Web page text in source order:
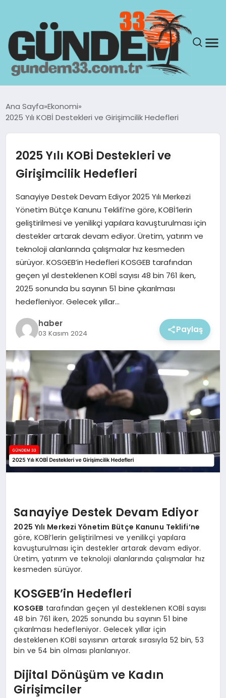
YAŞAM
SAĞLIK
TEKNOLOJI
EKONOMI
MAGAZIN
Ana Sayfa Ekonomi
2025 Yılı KOBİ Destekleri ve Girişimcilik Hedefleri
2025 Yılı KOBİ Destekleri ve
Girişimcilik Hedefleri
Sanayiye Destek Devam Ediyor 2025 Yılı Merkezi
Yönetim Bütçe Kanunu Teklifi’ne göre, KOBİ’lerin
geliştirilmesi ve yenilikçi yapılara kavuşturulması için
destekler artarak devam ediyor. Üretim, yatırım ve
teknoloji alanlarında çalışmalar hız kesmeden
sürüyor. KOSGEB’in Hedefleri KOSGEB tarafından
geçen yıl desteklenen KOBİ sayısı 48 bin 761 iken,
2025 sonunda bu sayının 51 bine çıkarılması
hedefleniyor. Gelecek yıllar…
haber
03 Kasım 2024 Paylaş
Sanayiye Destek Devam Ediyor
2025 Yılı Merkezi Yönetim Bütçe Kanunu Teklifi’ne
göre, KOBİ’lerin geliştirilmesi ve yenilikçi yapılara
kavuşturulması için destekler artarak devam ediyor.
Üretim, yatırım ve teknoloji alanlarında çalışmalar hız
kesmeden sürüyor.
KOSGEB’in Hedefleri
KOSGEB tarafından geçen yıl desteklenen KOBİ sayısı
48 bin 761 iken, 2025 sonunda bu sayının 51 bine
çıkarılması hedefleniyor. Gelecek yıllar için
desteklenen KOBİ sayısının artarak sırasıyla 52 bin, 53
bin ve 54 bin olması planlanıyor.
Dijital Dönüşüm ve Kadın
Girişimciler